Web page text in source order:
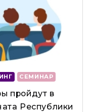
СЕМИНАР
пройдут в
Республики